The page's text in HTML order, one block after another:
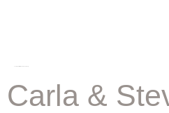
Carla &